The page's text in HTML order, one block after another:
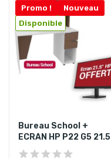
Promo !
Nouveau
Disponible
Bureau School +
ECRAN HP P22 G5 21.5
FULL HD "...